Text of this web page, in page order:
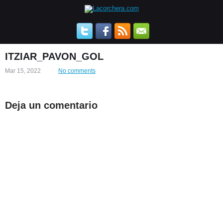
ITZIAR_PAVON_GOL
Mar 15, 2022 No comments
Deja un comentario